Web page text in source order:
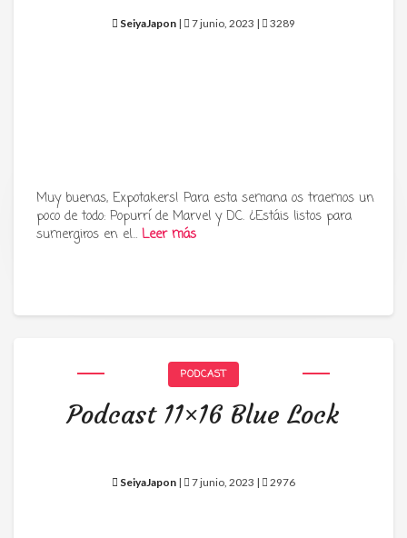
Tu radio y podcast sobre manga,
anime y cultura japonesa ツ
SeiyaJapon | 7 junio, 2023 | 3289
Muy buenas, Expotakers! Para esta semana os traemos un
poco de todo: Popurrí de Marvel y DC. ¿Estáis listos para
sumergiros en el… Leer más
PODCAST
Podcast 11×16 Blue Lock
SeiyaJapon | 7 junio, 2023 | 2976